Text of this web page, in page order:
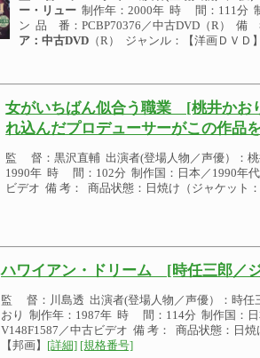
ー・リュー制作年：2000年 時 間：111分 制
ン 品 番：PCBP70376／中古DVD（R） 備
ア：中古DVD（R） ジャンル：【洋画ＤＶＤ】
女がいちばん似合う職業 [桃井かお
れ込んだプロデューサーがこの作品を
監 督：黒沢直輔 出演者(登場人物／声優）：桃
1990年 時 間：102分 制作国：日本／1990年
ビデオ 備 考： 商品状態：日焼け（ジャケット：
ハワイアン・ドリーム [時任三郎／
監 督：川島透 出演者(登場人物／声優）：時任
おり 制作年：1987年 時 間：114分 制作国：
V148F1587／中古ビデオ 備 考： 商品状態：日焼
【邦画】
[詳細] [規格番号]